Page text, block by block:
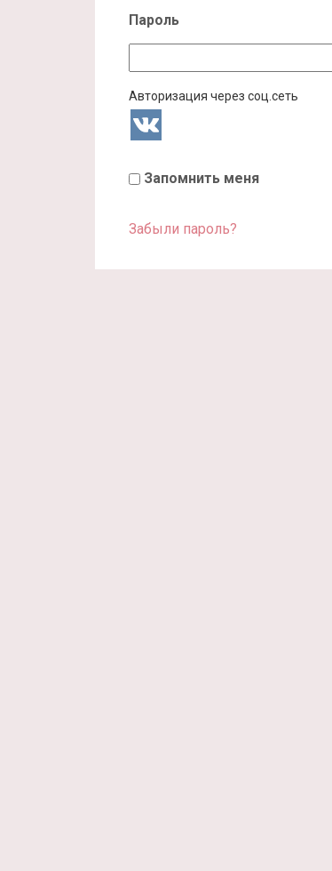
Пароль
Авторизация через соц.сеть
Запомнить меня
Забыли пароль?